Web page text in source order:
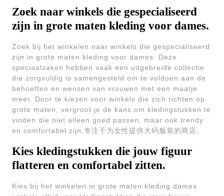
Zoek naar winkels die gespecialiseerd
zijn in grote maten kleding voor dames.
Zoek bij het winkelen naar winkels die gespecialiseerd
zijn in grote maten kleding voor dames. Deze
speciaalzaken hebben vaak een uitgebreide collectie
die zorgvuldig is samengesteld om te voldoen aan de
behoeften en wensen van vrouwen met een maatje
meer. Door te kiezen voor winkels die zich richten op
grote maten, vergroot je de kans om kledingstukken te
vinden die niet alleen goed passen, maar ook trendy
en comfortabel zijn.专注于为女性提供大码服装的商店。
Kies kledingstukken die jouw figuur
flatteren en comfortabel zitten.
Kies bij het winkelen in grote maten kleding dames